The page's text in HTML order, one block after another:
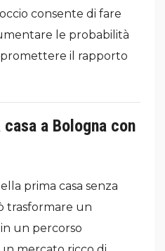
consente di fare
le probabilità
il rapporto
a Bologna con
prima casa senza
trasformare un
un percorso